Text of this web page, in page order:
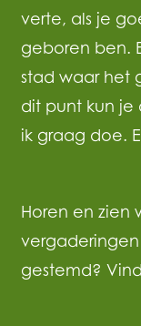
verte, als je
geboren ben.
stad waar het
dit punt kun je
ik graag doe.
Horen en zien
gestemd?